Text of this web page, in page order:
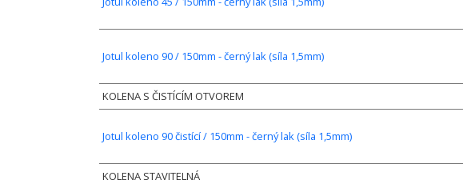
Jotul koleno 90 / 150mm - černý lak (síla 1,5mm)
KOLENA S ČISTÍCÍM OTVOREM
Jotul koleno 90 čistící / 150mm - černý lak (síla 1,5mm)
KOLENA STAVITELNÁ